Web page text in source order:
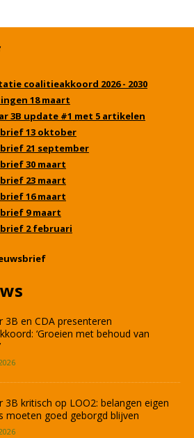
coalitieakkoord 2026 - 2030
18 maart
3B update #1 met 5 artikelen
13 oktober
21 september
30 maart
23 maart
16 maart
9 maart
2 februari
3B en CDA presenteren
‘Groeien met behoud van
3B kritisch op LOO2: belangen eigen
moeten goed geborgd blijven